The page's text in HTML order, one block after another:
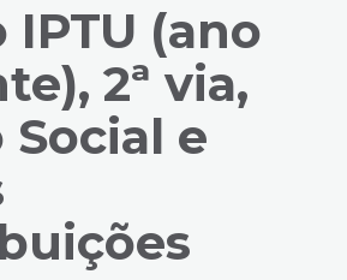
IPTU (ano
2ª via,
Social e